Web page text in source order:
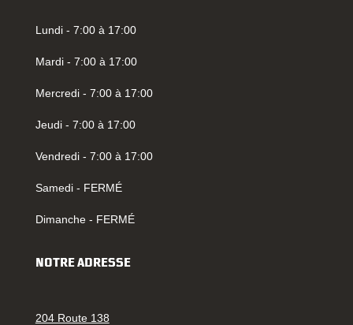
Lundi - 7:00 à 17:00
Mardi - 7:00 à 17:00
Mercredi - 7:00 à 17:00
Jeudi - 7:00 à 17:00
Vendredi - 7:00 à 17:00
Samedi - FERMÉ
Dimanche - FERMÉ
NOTRE ADRESSE
204 Route 138